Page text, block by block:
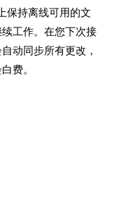
保持离线可用的文
工作。在您下次接
动同步所有更改，
费。